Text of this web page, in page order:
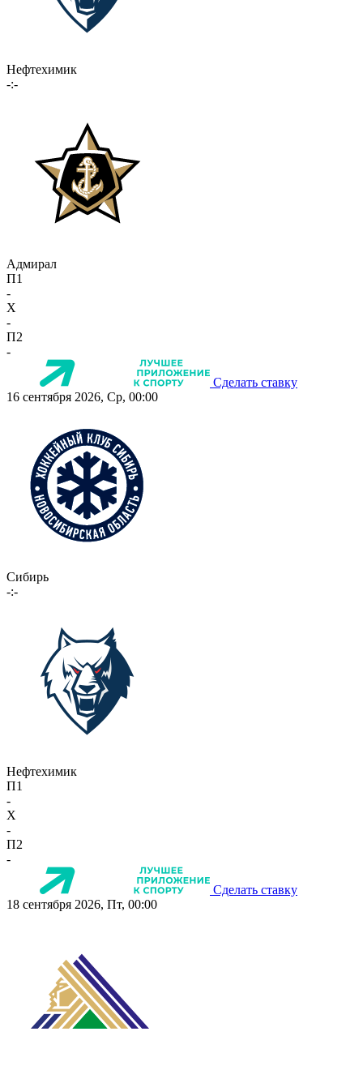
Нефтехимик
-:-
Адмирал
П1
-
X
-
П2
-
Сделать ставку
16 сентября 2026, Ср, 00:00
Сибирь
-:-
Нефтехимик
П1
-
X
-
П2
-
Сделать ставку
18 сентября 2026, Пт, 00:00